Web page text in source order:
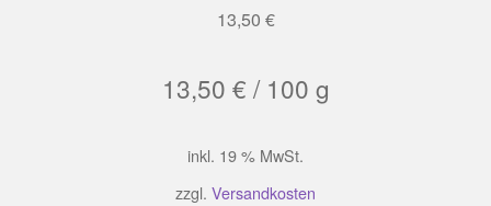
13,50 €
13,50 € / 100 g
inkl. 19 % MwSt.
zzgl. Versandkosten